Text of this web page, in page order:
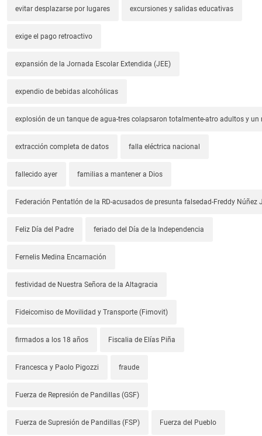
evitar desplazarse por lugares excursiones y salidas educativas
exige el pago retroactivo
expansión de la Jornada Escolar Extendida (JEE)
expendio de bebidas alcohólicas
explosión de un tanque de agua-tres colapsaron totalmente-atro adultos y un
extracción completa de datos falla eléctrica nacional
fallecido ayer familias a mantener a Dios
Federación Pentatlón de la RD-acusados de presunta falsedad-Freddy Núñez
Feliz Día del Padre feriado del Día de la Independencia
Fernelis Medina Encarnación
festividad de Nuestra Señora de la Altagracia
Fideicomiso de Movilidad y Transporte (Fimovit)
firmados a los 18 años Fiscalia de Elías Piña
Francesca y Paolo Pigozzi fraude
Fuerza de Represión de Pandillas (GSF)
Fuerza de Supresión de Pandillas (FSP) Fuerza del Pueblo